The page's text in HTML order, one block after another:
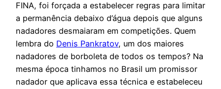
FINA, foi forçada a estabelecer regras para limitar
a permanência debaixo d’água depois que alguns
nadadores desmaiaram em competições. Quem
lembra do Denis Pankratov, um dos maiores
nadadores de borboleta de todos os tempos? Na
mesma época tinhamos no Brasil um promissor
nadador que aplicava essa técnica e estabeleceu